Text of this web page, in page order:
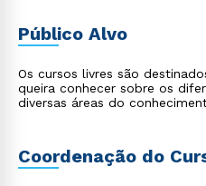
Público Alvo
Os cursos livres são
queira conhecer sobre os
diversas áreas do
Coordenação do